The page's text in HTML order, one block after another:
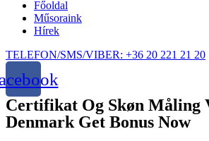
Főoldal
Műsoraink
Hírek
TELEFON/SMS/VIBER: +36 20 221 21 20
Certifikat Og Skøn Måling
Denmark Get Bonus Now